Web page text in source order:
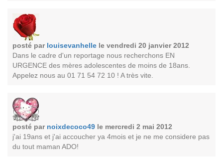
posté par louisevanhelle le vendredi 20 janvier 2012
Dans le cadre d'un reportage nous recherchons EN
URGENCE des mères adolescentes de moins de 18ans.
Appelez nous au 01 71 54 72 10 ! A très vite.
posté par noixdecoco49 le mercredi 2 mai 2012
j'ai 19ans et j'ai accoucher ya 4mois et je ne me considere pas
du tout maman ADO!